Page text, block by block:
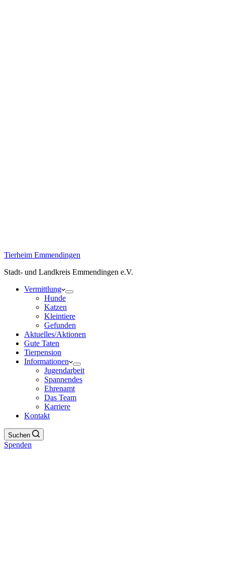
Tierheim Emmendingen
Stadt- und Landkreis Emmendingen e.V.
Vermittlung
Hunde
Katzen
Kleintiere
Gefunden
Aktuelles/Aktionen
Gute Taten
Tierpension
Informationen
Jugendarbeit
Spannendes
Ehrenamt
Das Team
Karriere
Kontakt
Suchen
Spenden